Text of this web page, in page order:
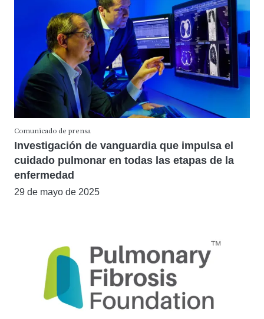
Comunicado de prensa
Investigación de vanguardia que impulsa el
cuidado pulmonar en todas las etapas de la
enfermedad
29 de mayo de 2025